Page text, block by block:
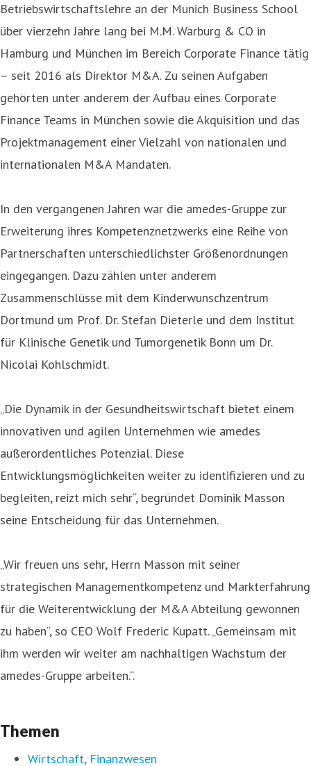
Betriebswirtschaftslehre an der Munich Business School
über vierzehn Jahre lang bei M.M. Warburg & CO in
Hamburg und München im Bereich Corporate Finance tätig
– seit 2016 als Direktor M&A. Zu seinen Aufgaben
gehörten unter anderem der Aufbau eines Corporate
Finance Teams in München sowie die Akquisition und das
Projektmanagement einer Vielzahl von nationalen und
internationalen M&A Mandaten.
In den vergangenen Jahren war die amedes-Gruppe zur
Erweiterung ihres Kompetenznetzwerks eine Reihe von
Partnerschaften unterschiedlichster Größenordnungen
eingegangen. Dazu zählen unter anderem
Zusammenschlüsse mit dem Kinderwunschzentrum
Dortmund um Prof. Dr. Stefan Dieterle und dem Institut
für Klinische Genetik und Tumorgenetik Bonn um Dr.
Nicolai Kohlschmidt.
„Die Dynamik in der Gesundheitswirtschaft bietet einem
innovativen und agilen Unternehmen wie amedes
außerordentliches Potenzial. Diese
Entwicklungsmöglichkeiten weiter zu identifizieren und zu
begleiten, reizt mich sehr“, begründet Dominik Masson
seine Entscheidung für das Unternehmen.
„Wir freuen uns sehr, Herrn Masson mit seiner
strategischen Managementkompetenz und Markterfahrung
für die Weiterentwicklung der M&A Abteilung gewonnen
zu haben“, so CEO Wolf Frederic Kupatt. „Gemeinsam mit
ihm werden wir weiter am nachhaltigen Wachstum der
amedes-Gruppe arbeiten.“.
Themen
Wirtschaft, Finanzwesen